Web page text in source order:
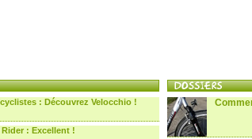
: Découvrez Velocchio !
: Excellent !